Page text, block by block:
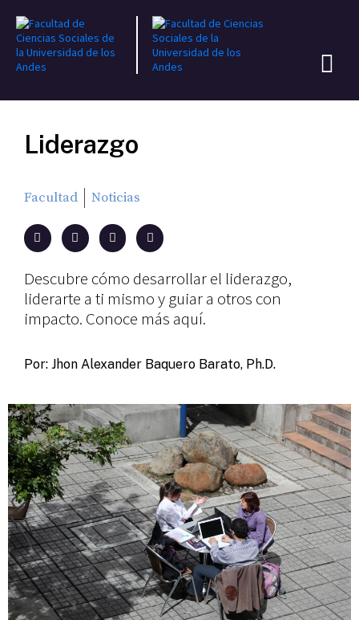
Liderazgo
Facultad Noticias
Descubre cómo desarrollar el liderazgo,
liderarte a ti mismo y guiar a otros con
impacto. Conoce más aquí.
Por: Jhon Alexander Baquero Barato, Ph.D.